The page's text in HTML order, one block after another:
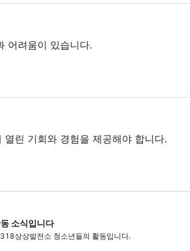
어려움이 있습니다.
열린 기회와 경험을 제공해야 합니다.
소식입니다
상상발전소 청소년들의 활동입니다.